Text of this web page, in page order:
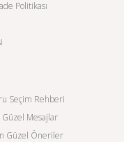
Politikası
Seçim Rehberi
Mesajlar
Güzel Öneriler